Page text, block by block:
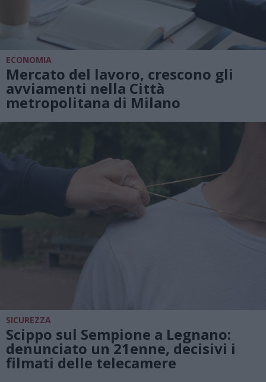
ECONOMIA
Mercato del lavoro, crescono gli
avviamenti nella Città
metropolitana di Milano
SICUREZZA
Scippo sul Sempione a Legnano:
denunciato un 21enne, decisivi i
filmati delle telecamere